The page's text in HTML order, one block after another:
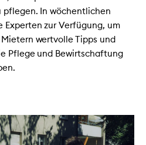
pflegen. In wöchentlichen
Experten zur Verfügung, um
wertvolle Tipps und
Pflege und Bewirtschaftung